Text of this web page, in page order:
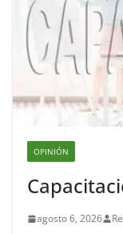
OPINIÓN
agosto 6, 2026